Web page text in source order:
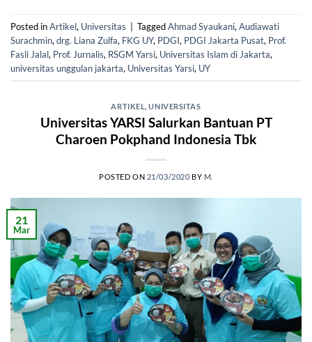
Posted inArtikel, Universitas TaggedAhmad Syaukani, Audiawati
Surachmin, drg. Liana Zulfa, FKG UY, PDGI, PDGI Jakarta Pusat, Prof.
Fasli Jalal, Prof. Jurnalis, RSGM Yarsi, Universitas Islam di Jakarta,
universitas unggulan jakarta, Universitas Yarsi, UY
ARTIKEL ,UNIVERSITAS
Universitas YARSI Salurkan Bantuan PT
Charoen Pokphand Indonesia Tbk
POSTED ON 21/03/2020 BY M.
21
Mar